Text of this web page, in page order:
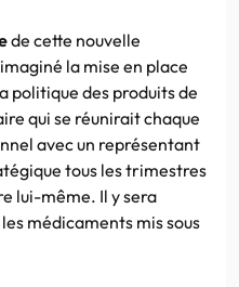
de cette nouvelle
la mise en place
politique des produits de
qui se réunirait chaque
avec un représentant
tous les trimestres
lui-même. Il y sera
médicaments mis sous